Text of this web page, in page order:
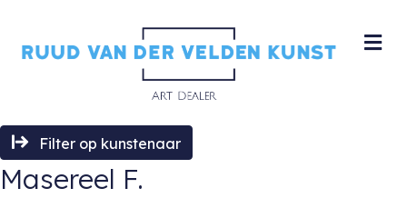
Filter op kunstenaar
Masereel F.